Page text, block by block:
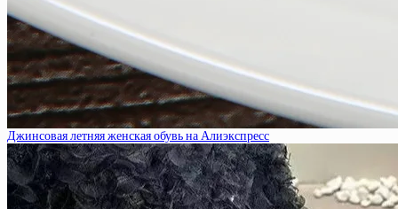
Джинсовая летняя женская обувь на Алиэкспресс